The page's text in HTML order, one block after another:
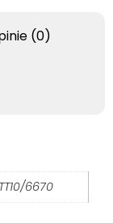
(0)
6670